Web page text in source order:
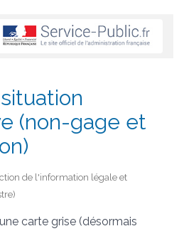
(non-gage et
de l'information légale et
carte grise (désormais